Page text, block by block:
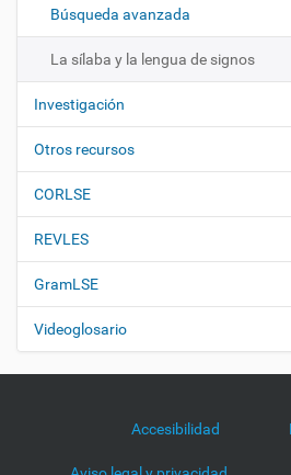
n
Búsqueda avanzada
La sílaba y la lengua de signos
Investigación
Otros recursos
CORLSE
REVLES
GramLSE
Videoglosario
Accesibilidad